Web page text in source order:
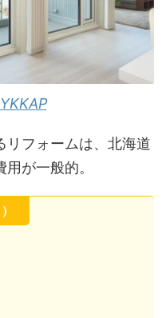
YKKAP
リフォームは、北海道
が一般的。